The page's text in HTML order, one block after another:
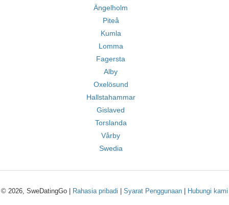
Ängelholm
Piteå
Kumla
Lomma
Fagersta
Alby
Oxelösund
Hallstahammar
Gislaved
Torslanda
Vårby
Swedia
© 2026, SweDatingGo | Rahasia pribadi Syarat Penggunaan Hubungi kami